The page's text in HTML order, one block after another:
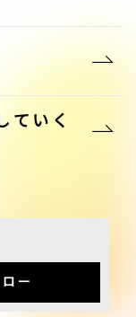
ていく
ー